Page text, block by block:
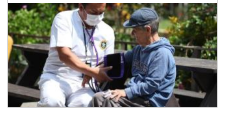
30•JUN•2020
Durante el ejercicio, la Secretaría de Salud planteó
12 posibles escenarios críticos que se pueden
presentar durante la pandemia.